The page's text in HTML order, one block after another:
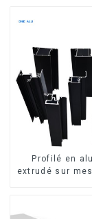
Profilé en
extrudé sur